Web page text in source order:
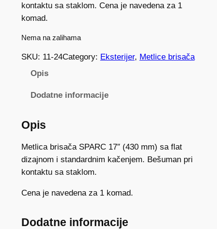
kontaktu sa staklom. Cena je navedena za 1
komad.
Nema na zalihama
SKU: 11-24Category: Eksterijer, Metlice brisača
Opis
Dodatne informacije
Opis
Metlica brisača SPARC 17″ (430 mm) sa flat
dizajnom i standardnim kačenjem. Bešuman pri
kontaktu sa staklom.
Cena je navedena za 1 komad.
Dodatne informacije